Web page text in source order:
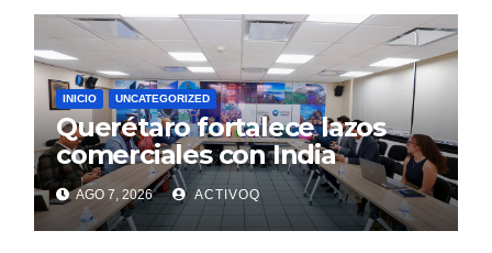
INICIO UNCATEGORIZED
Querétaro fortalece lazos
comerciales con India
AGO 7, 2026 ACTIVOQ